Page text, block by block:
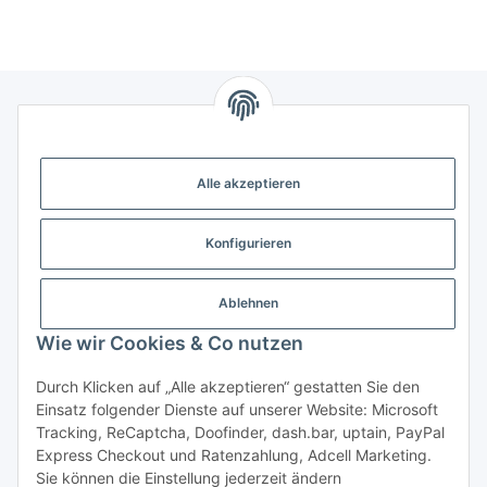
Alle akzeptieren
Konfigurieren
Ablehnen
Wie wir Cookies & Co nutzen
Durch Klicken auf „Alle akzeptieren“ gestatten Sie den
Einsatz folgender Dienste auf unserer Website: Microsoft
Tracking, ReCaptcha, Doofinder, dash.bar, uptain, PayPal
Express Checkout und Ratenzahlung, Adcell Marketing.
Sie können die Einstellung jederzeit ändern
Gesetzliche Informationen
Weitere Informationen
Support - Hilfe
Modellbau Großhandel
Vertrag widerrufen
* Alle Preise inkl. gesetzlicher MwSt., zzgl.